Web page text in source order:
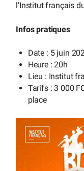
l’Institut français
Infos pratiques
Date : 5 juin
Heure : 20h
Lieu : Institut
Tarifs : 3 000
place